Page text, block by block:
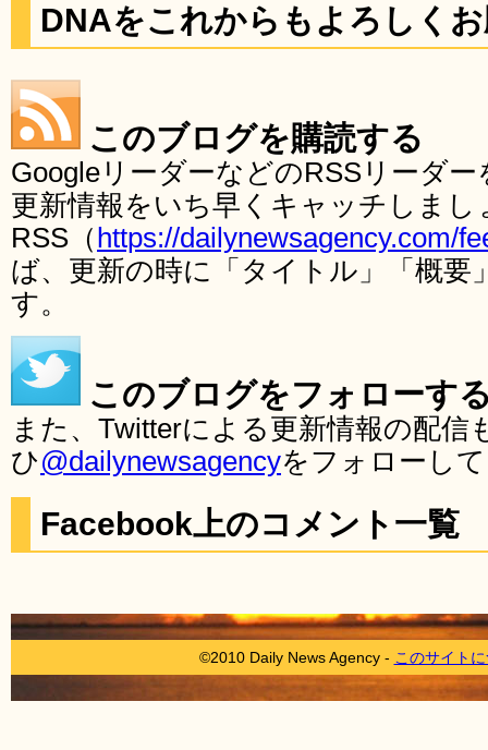
DNAをこれからもよろしく
このブログを購読する
GoogleリーダーなどのRSSリーダ
更新情報をいち早くキャッチしま
RSS（ https://dailynewsagency.com/
ば、更新の時に「タイトル」「概要
す。
このブログをフォローす
また、Twitterによる更新情報の配
ひ@dailynewsagencyをフォローし
Facebook上のコメント一覧
©2010 Daily News Agency - このサイト